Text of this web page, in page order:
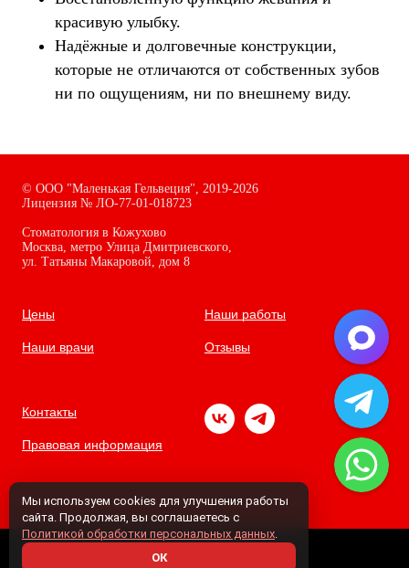
Мы используем cookies для улучшения работы
сайта. Продолжая, вы соглашаетесь с
Политикой обработки персональных данных.
ОК
красивую улыбку.
Надёжные и долговечные конструкции,
которые не отличаются от собственных зубов
ни по ощущениям, ни по внешнему виду.
© ООО "Маленькая Гельвеция",
2019-2026
Лицензия № ЛО-77-01-018723
Стоматология в Кожухово
Москва, метро Улица Дмитриевского,
ул. Татьяны Макаровой, дом 8
Цены
Наши врачи
Наши работы
Отзывы
Контакты
Правовая информация
Made on